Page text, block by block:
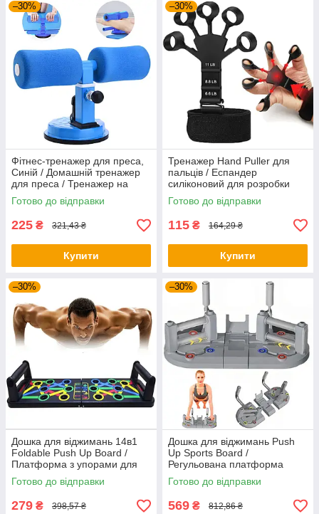
–30%
Фітнес-тренажер для преса,
Синій / Домашній тренажер
для преса / Тренажер на
присосках
Готово до відправки
225 ₴ 321,43 ₴
Купити
–30%
Тренажер Hand Puller для
пальців / Еспандер
силіконовий для розробки
пальців руки
Готово до відправки
115 ₴ 164,29 ₴
Купити
–30%
Дошка для віджимань 14в1
Foldable Push Up Board /
Платформа з упорами для
віджимань / Тренажер для
віджимання
Готово до відправки
279 ₴ 398,57 ₴
–30%
Дошка для віджимань Push
Up Sports Board /
Регульована платформа
тренажер для віджимань /
Упори від підлоги
Готово до відправки
569 ₴ 812,86 ₴